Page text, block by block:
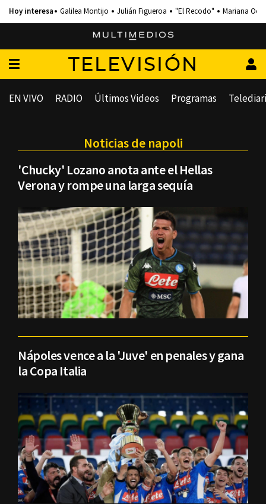
Galilea Montijo Julián Figueroa "El Recodo" Mariana
TELEVISIÓN
EN VIVO RADIO Últimos Videos Programas
Noticias de napoli
'Chucky' Lozano anota ante el Hellas
Verona y rompe una larga sequía
Nápoles vence a la 'Juve' en penales y gana
la Copa Italia